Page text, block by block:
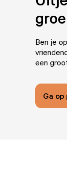
Ben je
een
Ga op